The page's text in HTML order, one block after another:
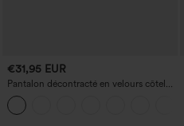
€31,95 EUR
Pantalon décontracté en velours côtelé,
taille mi-haute, poche zippée